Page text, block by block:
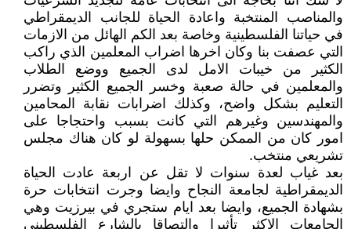
والمناصب المنتخبة واعادة الحياة للجانب الديمقراطي
في حياتنا الفلسطينية وخاصة بعد الكم الهائل من الازمات
التي عصفت بنا وكان اخرها اضراب المعلمين الذي راكب
الكثير من خيبات الامل لدى الجميع ووضع الطلاب
والمعلمين في حالة صعبة وخسر الجميع الكثير وتضرر
التعليم بشكل واضح، وكذلك اضرابات نقابة المحامين
والمهندسين وغيرهم التي كانت بسبب واحتجاجا على
امور كان من الممكن حلها بسهولة لو كان هناك مجلس
تشريعي منتخب.
بعد غياب لعدة سنوات لا تقل عن اربعة عادت الحياة
الديمقراطية لجامعة النجاح وايضا وجرت انتخابات حرة
بشهادة الجميع، وايضا بعد ايام ستجري في بيرزيت وهي
الجامعات الاكثر تأثيرا والتصاقا بالشارع الفلسطيني